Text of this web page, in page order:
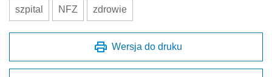
szpital NFZ zdrowie
Wersja do druku